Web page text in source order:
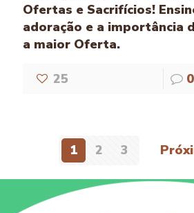
Ofertas e Sacrifícios!
adoração e a importância
a maior Oferta.
25 0
1 2 3